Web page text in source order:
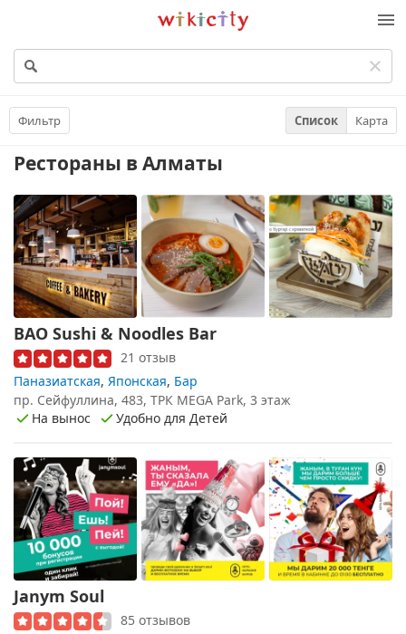
Викисити
Фильтр Список Карта
Рестораны в Алматы
BAO Sushi & Noodles Bar
21 отзыв
Паназиатская, Японская, Бар
пр. Сейфуллина, 483, ТРК MEGA Park, 3 этаж
На вынос
Удобно для Детей
Janym Soul
85 отзывов